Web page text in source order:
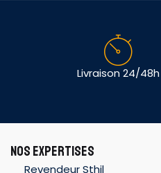
Livraison 24/48h
NOS EXPERTISES
Revendeur Sthil